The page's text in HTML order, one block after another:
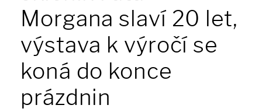
Morgana slaví 20 let,
výstava k výročí se
koná do konce
prázdnin